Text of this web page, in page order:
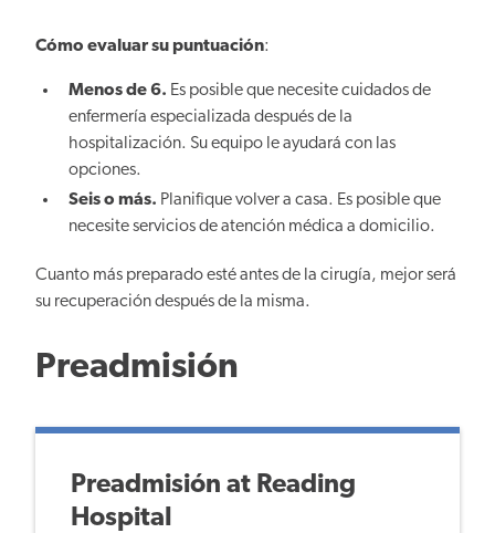
Cómo evaluar su puntuación:
Menos de 6. Es posible que necesite cuidados de
enfermería especializada después de la
hospitalización. Su equipo le ayudará con las
opciones.
Seis o más. Planifique volver a casa. Es posible que
necesite servicios de atención médica a domicilio.
Cuanto más preparado esté antes de la cirugía, mejor será
su recuperación después de la misma.
Preadmisión
Preadmisión at Reading
Hospital